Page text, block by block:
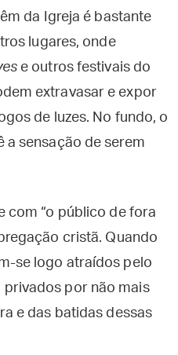
da Igreja é bastante
lugares, onde
e outros festivais do
extravasar e expor
de luzes. No fundo, o
a sensação de serem
com “o público de fora
cristã. Quando
se logo atraídos pelo
privados por não mais
e das batidas dessas